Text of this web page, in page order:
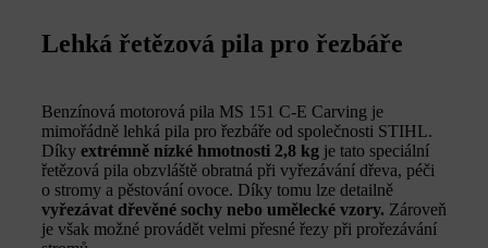
Lehká řetězová pila pro řezbáře
Benzínová motorová pila MS 151 C-E Carving je
mimořádně lehká pila pro řezbáře od společnosti STIHL.
Díky extrémně nízké hmotnosti 2,8 kg je tato speciální
řetězová pila obzvláště obratná při vyřezávání dřeva, péči
o stromy a pěstování ovoce. Díky tomu lze detailně
vyřezávat dřevěné sochy nebo umělecké vzory. Zároveň
je však možné provádět velmi přesné řezy při prořezávání